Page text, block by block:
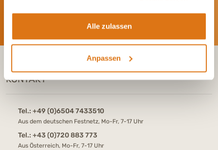
Alle zulassen
Anpassen
KONTAKT
Tel.: +49 (0)6504 7433510
Aus dem deutschen Festnetz, Mo-Fr, 7-17 Uhr
Tel.: +43 (0)720 883 773
Aus Österreich, Mo-Fr, 7-17 Uhr